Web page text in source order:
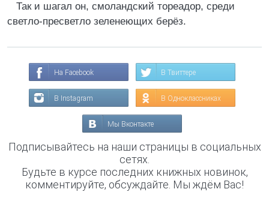
Так и шагал он, смоландский тореадор, среди
светло-пресветло зеленеющих берёз.
На Facebook В Твиттере
В Instagram В Одноклассниках
Мы Вконтакте
Подписывайтесь на наши страницы в социальных
сетях.
Будьте в курсе последних книжных новинок,
комментируйте, обсуждайте. Мы ждём Вас!